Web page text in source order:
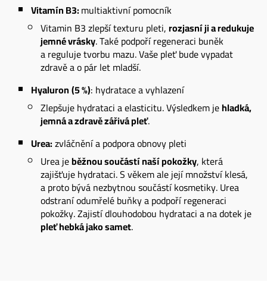
Vitamín B3:multiaktivní pomocník
Vitamin B3 zlepší texturu pleti,rozjasní ji a redukuje
jemné vrásky. Také podpoří regeneraci buněk
a reguluje tvorbu mazu. Vaše pleť bude vypadat
zdravě a o pár let mladší.
Hyaluron(5 %): hydratace a vyhlazení
Zlepšuje hydrataci a elasticitu. Výsledkem jehladká,
jemná a zdravě zářivá pleť.
Urea:zvláčnění a podpora obnovy pleti
Urea jeběžnou součástí naší pokožky, která
zajišťuje hydrataci. S věkem ale její množství klesá,
a proto bývá nezbytnou součástí kosmetiky. Urea
odstraní odumřelé buňky a podpoří regeneraci
pokožky. Zajistí dlouhodobou hydrataci a na dotek je
pleť hebká jako samet.